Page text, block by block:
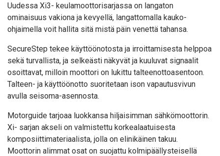
Uudessa Xi3- keulamoottorisarjassa on langaton
ominaisuus vakiona ja kevyellä, langattomalla kauko-
ohjaimella voit hallita sitä mistä päin venettä tahansa.
SecureStep tekee käyttöönotosta ja irroittamisesta helppoa
sekä turvallista, ja selkeästi näkyvät ja kuuluvat signaalit
osoittavat, milloin moottori on lukittu talteenottoasentoon.
Talteen- ja käyttöönotto suoritetaan ison vapautusvivun
avulla seisoma-asennosta.
Motorguide tarjoaa luokkansa hiljaisimman sähkömoottorin.
Xi- sarjan akseli on valmistettu korkealaatuisesta
komposiittimateriaalista, jolla on elinikäinen takuu.
Moottorin alimmat osat on suojattu kolmipäällysteisellä